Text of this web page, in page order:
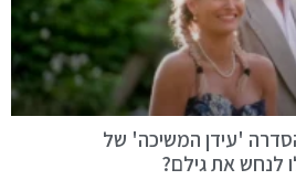
'עידן המשיכה' של
לנחש את גילם?